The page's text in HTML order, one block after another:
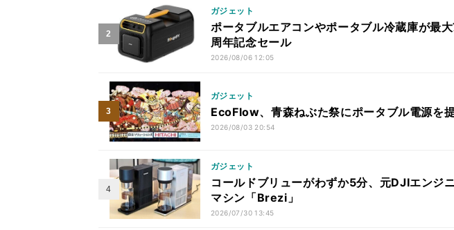
ガジェット
ポータブルエアコンやポータブル冷蔵庫が最
周年記念セール
2026/08/06 12:05
ガジェット
EcoFlow、青森ねぶた祭にポータブル電源を
2026/08/03 20:54
ガジェット
コールドブリューがわずか5分、元DJIエンジ
マシン「Brezi」
2026/07/30 13:45